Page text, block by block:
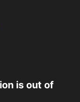
is out of